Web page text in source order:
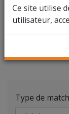
Accueil Arbitre
Type de match
Ce site utilise
utilisateur,